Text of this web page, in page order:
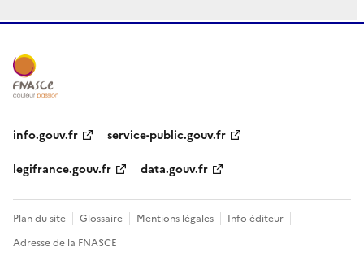
info.gouv.fr
service-public.gouv.fr
legifrance.gouv.fr
data.gouv.fr
Plan du site Glossaire Mentions légales
Info éditeur
Adresse de la FNASCE